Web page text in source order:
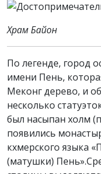
Храм Байон
По легенде, город
имени Пень,
Меконг дерево, и
несколько
был насыпан холм
появились
кхмерского языка
(матушки)